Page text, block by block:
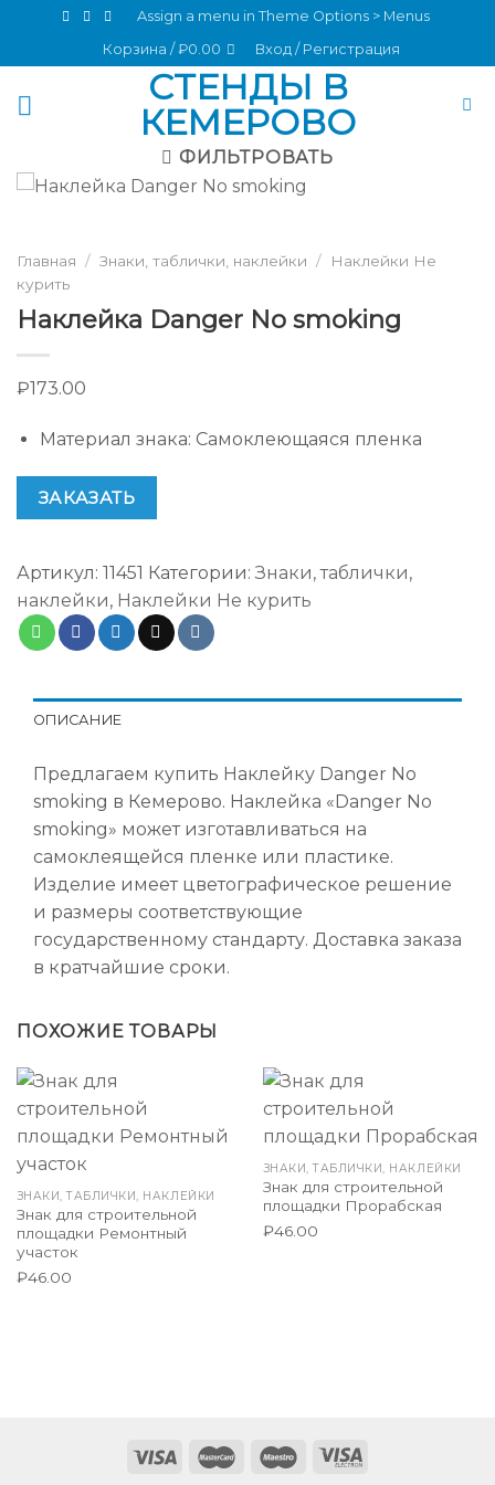
content
Assign a menu in Theme Options > Menus
Корзина / ₽0.00 Вход / Регистрация
СТЕНДЫ В
КЕМЕРОВО
ФИЛЬТРОВАТЬ
Главная / Знаки, таблички, наклейки /
Наклейки Не
курить
Наклейка Danger No smoking
₽173.00
Материал знака: Самоклеющаяся пленка
ЗАКАЗАТЬ
Артикул: 11451 Категории:Знаки, таблички,
наклейки, Наклейки Не курить
ОПИСАНИЕ
Предлагаем купить Наклейку Danger No
smoking в Кемерово. Наклейка «Danger No
smoking» может изготавливаться на
самоклеящейся пленке или пластике.
Изделие имеет цветографическое решение
и размеры соответствующие
государственному стандарту. Доставка заказа
в кратчайшие сроки.
ПОХОЖИЕ ТОВАРЫ
ЗНАКИ, ТАБЛИЧКИ, НАКЛЕЙКИ
Знак для строительной
площадки Ремонтный
участок
₽46.00
ЗНАКИ, ТАБЛИЧКИ, НАКЛЕЙКИ
Знак для строительной
площадки Прорабская
₽46.00